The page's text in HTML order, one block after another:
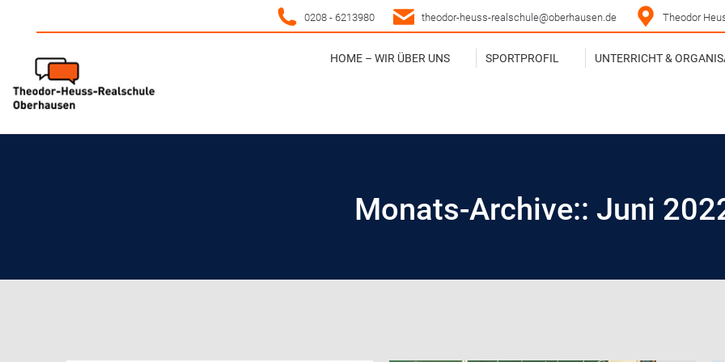
0208 - 6213980 theodor-heuss-realschule@oberhausen.de Theodor
HOME – WIR ÜBER UNS SPORTPROFIL UNTERRICHT &
Monats-Archive:: Juni
HOME – WIR ÜBER UNS SPORTPROFIL UNTERRICHT &